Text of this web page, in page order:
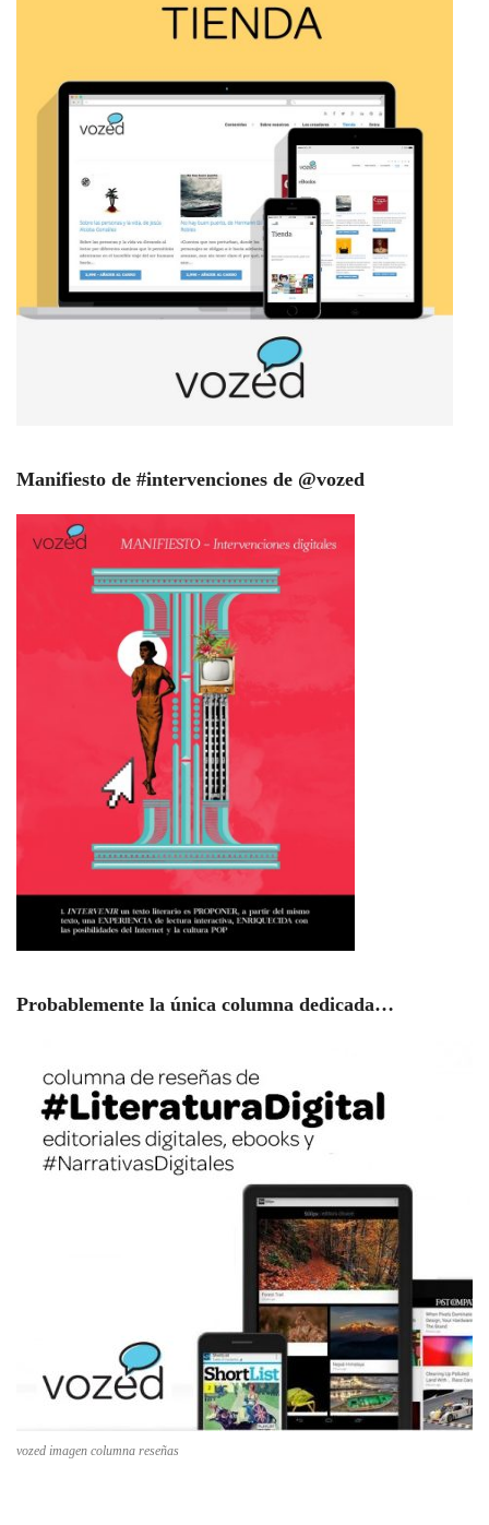
Manifiesto de #intervenciones de @vozed
Probablemente la única columna dedicada…
vozed imagen columna reseñas